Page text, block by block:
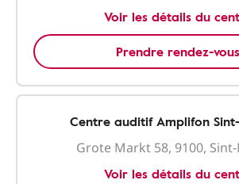
Voir les détails du
Prendre rendez-vous
Centre auditif Amplifon
Grote Markt 58, 9100,
Voir les détails du